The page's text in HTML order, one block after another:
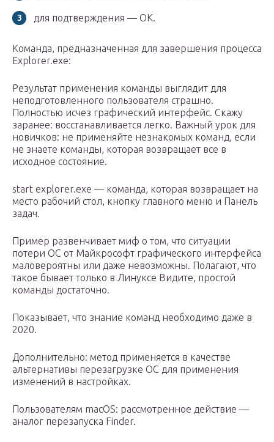
для подтверждения — OK.
Команда, предназначенная для завершения процесса
Explorer.exe:
Результат применения команды выглядит для
неподготовленного пользователя страшно.
Полностью исчез графический интерфейс. Скажу
заранее: восстанавливается легко. Важный урок для
новичков: не применяйте незнакомых команд, если
не знаете команды, которая возвращает все в
исходное состояние.
start explorer.exe — команда, которая возвращает на
место рабочий стол, кнопку главного меню и Панель
задач.
Пример развенчивает миф о том, что ситуации
потери ОС от Майкрософт графического интерфейса
маловероятны или даже невозможны. Полагают, что
такое бывает только в Линуксе Видите, простой
команды достаточно.
Показывает, что знание команд необходимо даже в
2020.
Дополнительно: метод применяется в качестве
альтернативы перезагрузке ОС для применения
изменений в настройках.
Пользователям macOS: рассмотренное действие —
аналог перезапуска Finder.